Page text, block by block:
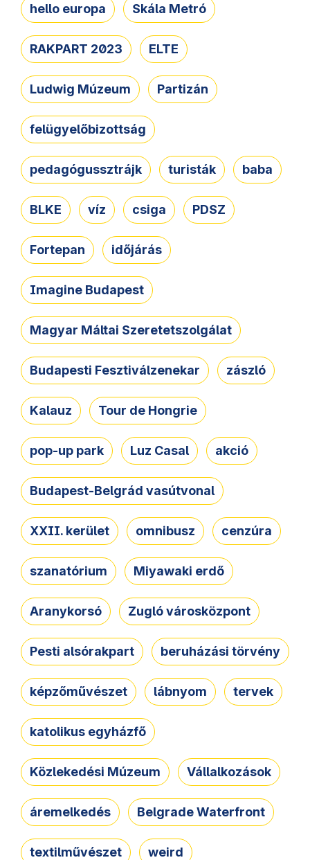
hello europa Skála Metró
RAKPART 2023 ELTE
Ludwig Múzeum Partizán
felügyelőbizottság
pedagógussztrájk turisták baba
BLKE víz csiga PDSZ
Fortepan időjárás
Imagine Budapest
Magyar Máltai Szeretetszolgálat
Budapesti Fesztiválzenekar zászló
Kalauz Tour de Hongrie
pop-up park Luz Casal akció
Budapest-Belgrád vasútvonal
XXII. kerület omnibusz cenzúra
szanatórium Miyawaki erdő
Aranykorsó Zugló városközpont
Pesti alsórakpart beruházási törvény
képzőművészet lábnyom tervek
katolikus egyházfő
Közlekedési Múzeum Vállalkozások
áremelkedés Belgrade Waterfront
textilművészet weird